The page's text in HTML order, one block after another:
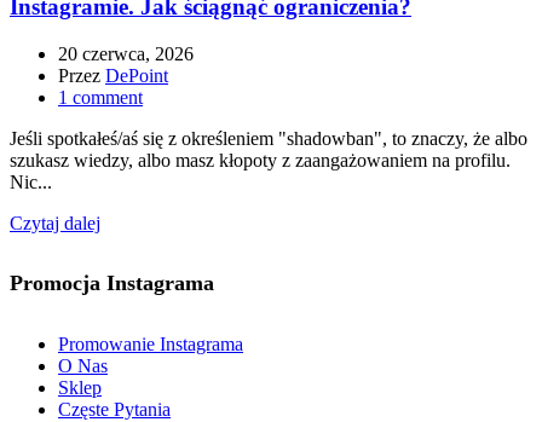
Instagramie. Jak ściągnąć ograniczenia?
20 czerwca, 2026
Przez DePoint
1 comment
Jeśli spotkałeś/aś się z określeniem "shadowban", to znaczy, że albo
szukasz wiedzy, albo masz kłopoty z zaangażowaniem na profilu.
Nic...
Czytaj dalej
Promocja Instagrama
Promowanie Instagrama
O Nas
Sklep
Częste Pytania